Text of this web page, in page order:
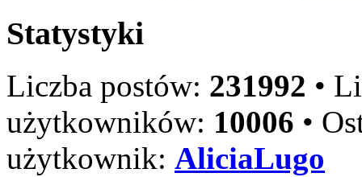
Statystyki
Liczba postów: 231992 •
użytkowników: 10006 •
użytkownik: AliciaLugo